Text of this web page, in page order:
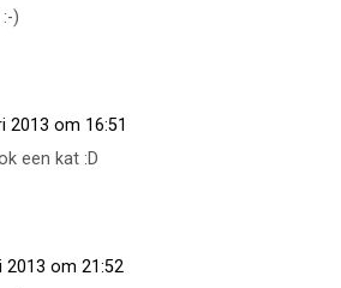
)
2013 om 16:51
een kat :D
2013 om 21:52